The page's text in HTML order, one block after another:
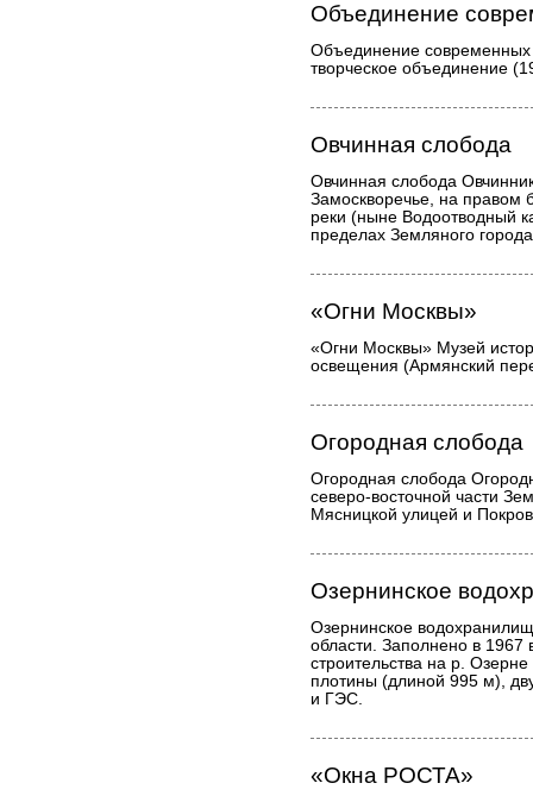
Объединение
Объединение
творческое объединение
Овчинная слобода
Овчинная слобода
Замоскворечье, на правом
реки (ныне Водоотводный
пределах Земляного
«Огни Москвы»
«Огни Москвы» Музей
освещения (Армянский
Огородная слобода
Огородная слобода
северо-восточной части
Мясницкой улицей и
Озернинское
Озернинское
области. Заполнено в 1967
строительства на р.
плотины (длиной 995 м),
и ГЭС.
«Окна РОСТА»